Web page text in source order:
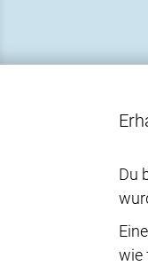
Du
wie